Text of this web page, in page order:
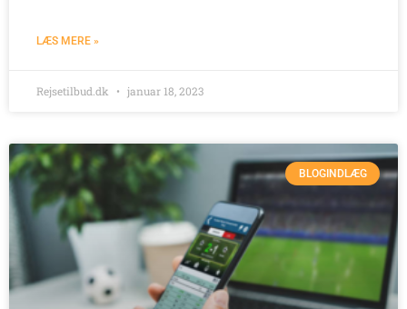
LÆS MERE »
Rejsetilbud.dk januar 18, 2023
BLOGINDLÆG